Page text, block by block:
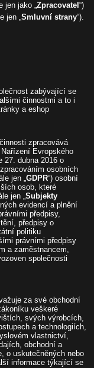
jen jako „Zpracovatel “)
jen „Smluvní strany“).
zabývající se
činnostmi a to i
a eshop
zpracovává
Evropského
27. dubna 2016 o
osobních
jen „ GDPR“) osobní
osob, které
jen „ Subjekty
evidencí a plnění
předpisy,
předpisy o
politiku
právními předpisy
a zaměstnancem,
společnosti
za své obchodní
veškeré
svých výrobcích,
a technologiích,
vlastnictví,
obchodní a
o uskutečněných nebo
informace týkající se